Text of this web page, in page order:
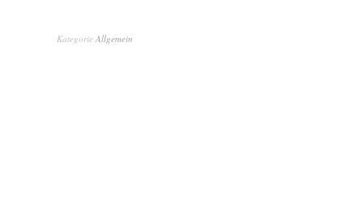
Kategorie Allgemein